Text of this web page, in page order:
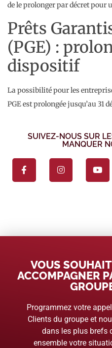
de le prolonger par décret pour
Prêts
(PGE) :
dispositif
La possibilité pour les
PGE est prolongée jusqu’au 31
SUIVEZ-NOUS SUR
MANQUER
VOUS
ACCOMPAGNER
Programmez votre
Clients du groupe et
dans les plus brefs
ensemble votre